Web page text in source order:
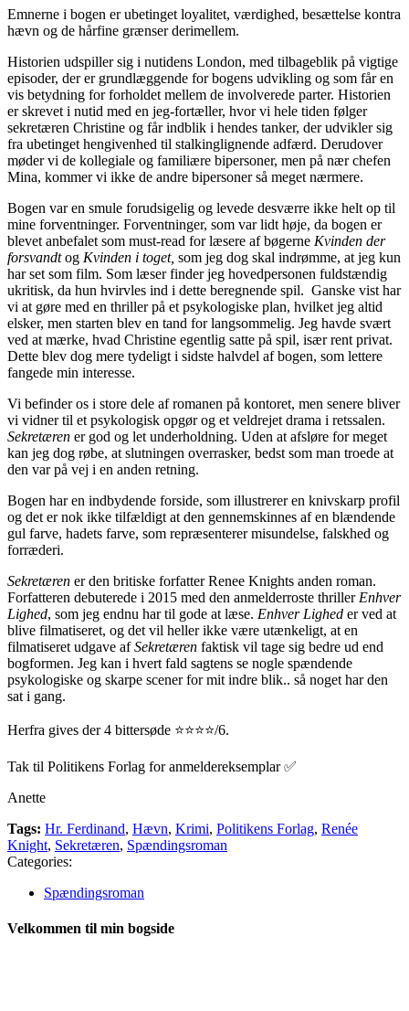
Emnerne i bogen er ubetinget loyalitet, værdighed, besættelse kontra
hævn og de hårfine grænser derimellem.
Historien udspiller sig i nutidens London, med tilbageblik på vigtige
episoder, der er grundlæggende for bogens udvikling og som får en
vis betydning for forholdet mellem de involverede parter. Historien
er skrevet i nutid med en jeg-fortæller, hvor vi hele tiden følger
sekretæren Christine og får indblik i hendes tanker, der udvikler sig
fra ubetinget hengivenhed til stalkinglignende adfærd. Derudover
møder vi de kollegiale og familiære bipersoner, men på nær chefen
Mina, kommer vi ikke de andre bipersoner så meget nærmere.
Bogen var en smule forudsigelig og levede desværre ikke helt op til
mine forventninger. Forventninger, som var lidt høje, da bogen er
blevet anbefalet som must-read for læsere af bøgerne Kvinden der
forsvandtog Kvinden i toget, som jeg dog skal indrømme, at jeg kun
har set som film. Som læser finder jeg hovedpersonen fuldstændig
ukritisk, da hun hvirvles ind i dette beregnende spil. Ganske vist har
vi at gøre med en thriller på et psykologiske plan, hvilket jeg altid
elsker, men starten blev en tand for langsommelig. Jeg havde svært
ved at mærke, hvad Christine egentlig satte på spil, især rent privat.
Dette blev dog mere tydeligt i sidste halvdel af bogen, som lettere
fangede min interesse.
Vi befinder os i store dele af romanen på kontoret, men senere bliver
vi vidner til et psykologisk opgør og et veldrejet drama i retssalen.
Sekretæren er god og let underholdning. Uden at afsløre for meget
kan jeg dog røbe, at slutningen overrasker, bedst som man troede at
den var på vej i en anden retning.
Bogen har en indbydende forside, som illustrerer en knivskarp profil
og det er nok ikke tilfældigt at den gennemskinnes af en blændende
gul farve, hadets farve, som repræsenterer misundelse, falskhed og
forræderi.
Sekretæren er den britiske forfatter Renee Knights anden roman.
Forfatteren debuterede i 2015 med den anmelderroste thriller Enhver
Lighed, som jeg endnu har til gode at læse. Enhver Lighed er ved at
blive filmatiseret, og det vil heller ikke være utænkeligt, at en
filmatiseret udgave afSekretæren faktisk vil tage sig bedre ud end
bogformen. Jeg kan i hvert fald sagtens se nogle spændende
psykologiske og skarpe scener for mit indre blik.. så noget har den
sat i gang.
Herfra gives der 4 bittersøde ⭐️⭐️⭐️⭐️/6.
Tak til Politikens Forlag for anmeldereksemplar ✅
Anette
Tags: Hr. Ferdinand, Hævn, Krimi, Politikens Forlag, Renée
Knight, Sekretæren, Spændingsroman
Categories:
Spændingsroman
Velkommen til min bogside